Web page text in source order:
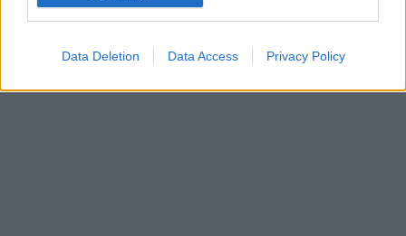
Data Deletion Data Access Privacy Policy
«Εγώ είμαι η ανάπηρη, αυτοί είναι οι μ***ες» –
Περδίκι